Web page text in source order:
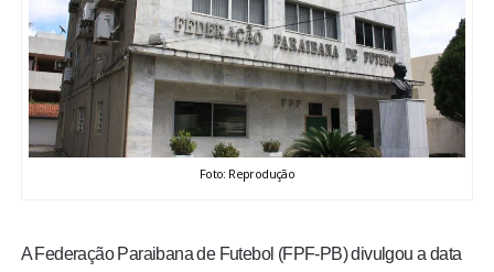
ENQUETE
TV LPB
FOTOS
Foto: Reprodução
A Federação Paraibana de Futebol (FPF-PB) divulgou a data